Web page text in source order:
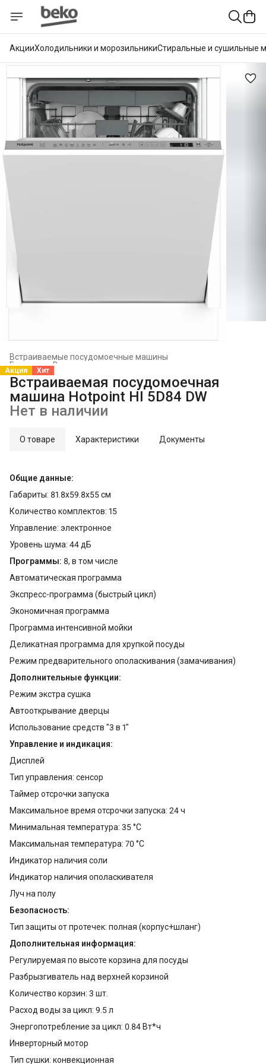
АкцииХолодильники и морозильникиСтиральные и сушильные
Встраиваемые посудомоечные машины
Встраиваемая техника
Главная ›
Акция Хит
Встраиваемая посудомоечная
машина Hotpoint HI 5D84 DW
Нет в наличии
О товаре Характеристики Документы
Общие данные:
Габариты: 81.8x59.8x55 см
Количество комплектов: 15
Управление: электронное
Уровень шума: 44 дБ
Программы: 8, в том числе
Автоматическая программа
Экспресс-программа (быстрый цикл)
Экономичная программа
Программа интенсивной мойки
Деликатная программа для хрупкой посуды
Режим предварительного ополаскивания (замачивания)
Дополнительные функции:
Режим экстра сушка
Автооткрывание дверцы
Использование средств "3 в 1"
Управление и индикация:
Дисплей
Тип управления: сенсор
Таймер отсрочки запуска
Максимальное время отсрочки запуска: 24 ч
Минимальная температура: 35 °C
Максимальная температура: 70 °C
Индикатор наличия соли
Индикатор наличия ополаскивателя
Луч на полу
Безопасность:
Тип защиты от протечек: полная (корпус+шланг)
Дополнительная информация:
Регулируемая по высоте корзина для посуды
Разбрызгиватель над верхней корзиной
Количество корзин: 3 шт.
Расход воды за цикл: 9.5 л
Энергопотребление за цикл: 0.84 Вт*ч
Инверторный мотор
Тип сушки: конвекционная